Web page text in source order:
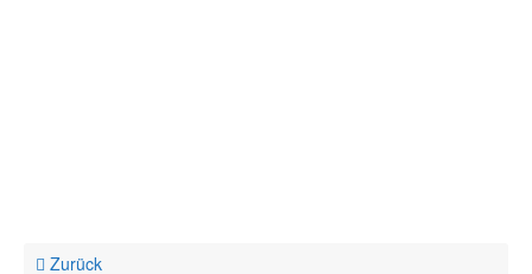
Zurück